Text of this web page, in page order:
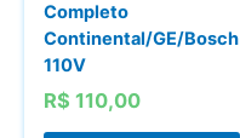
Completo
Continental/GE/Bosch
110V
R$ 110,00